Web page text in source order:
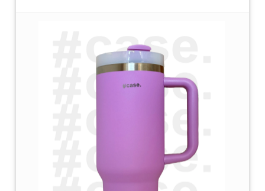
Név*
A nevem, e-mail címem, és
weboldalcímem mentése a